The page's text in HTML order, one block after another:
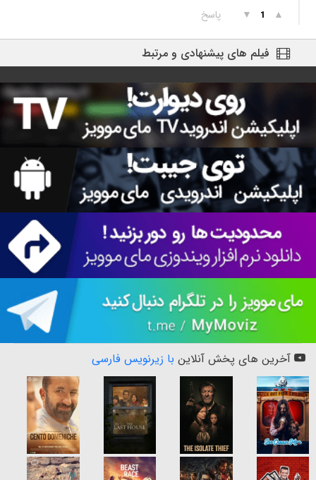
▲
1
▼ پاسخ
فیلم های پیشنهادی و مرتبط
آخرین های پخش آنلاین با زیرنویس فارسی